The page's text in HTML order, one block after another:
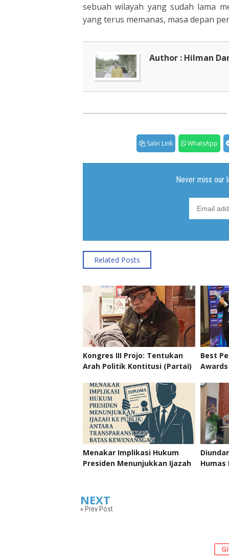
sebuah wilayah yang sudah lama
yang terus memanas, masa depan
Author : Hilman
Salin Link WhatsApp
Related Posts
Kongres III Projo: Tentukan
Arah Politik Kontitusi (Partai)
"Setia di Garis Rakyat"
Best
Menakar Implikasi Hukum
Presiden Menunjukkan Ijazah
Kewenangan
Humas
NEXT
« Prev Post